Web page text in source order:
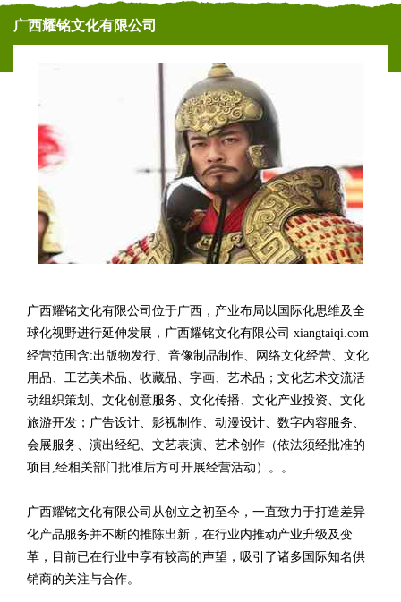
广西耀铭文化有限公司
广西耀铭文化有限公司位于广西，产业布局以国际化思维及全
球化视野进行延伸发展，广西耀铭文化有限公司 xiangtaiqi.com
经营范围含:出版物发行、音像制品制作、网络文化经营、文化
用品、工艺美术品、收藏品、字画、艺术品；文化艺术交流活
动组织策划、文化创意服务、文化传播、文化产业投资、文化
旅游开发；广告设计、影视制作、动漫设计、数字内容服务、
会展服务、演出经纪、文艺表演、艺术创作（依法须经批准的
项目,经相关部门批准后方可开展经营活动）。。
广西耀铭文化有限公司从创立之初至今，一直致力于打造差异
化产品服务并不断的推陈出新，在行业内推动产业升级及变
革，目前已在行业中享有较高的声望，吸引了诸多国际知名供
销商的关注与合作。